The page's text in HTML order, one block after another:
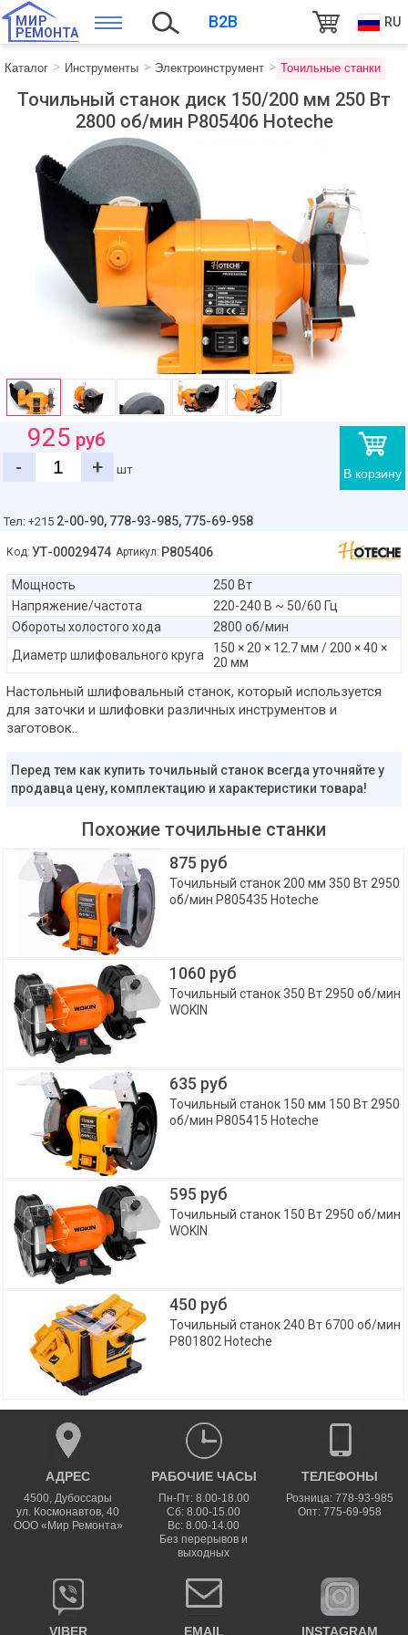
МИР
РЕМОНТА
B2B RU
Каталог Инструменты Электроинструмент Точильные станки
Точильный станок диск 150/200 мм 250 Вт
2800 об/мин P805406 Hoteche
В корзину
925 руб
-
+ шт
Тел: +215 2-00-90, 778-93-985, 775-69-958
Код: УТ-00029474 Артикул: P805406
Мощность
250 Вт
Напряжение/частота
220-240 В ~ 50/60 Гц
Обороты холостого хода
2800 об/мин
Диаметр шлифовального круга
150 × 20 × 12.7 мм / 200 × 40 ×
20 мм
Настольный шлифовальный станок, который используется
для заточки и шлифовки различных инструментов и
заготовок..
Перед тем как купить точильный станок всегда уточняйте у
продавца цену, комплектацию и характеристики товара!
Похожие точильные станки
875 руб
Точильный станок 200 мм 350 Вт 2950
об/мин P805435 Hoteche
1060 руб
Точильный станок 350 Вт 2950 об/мин
WOKIN
635 руб
Точильный станок 150 мм 150 Вт 2950
об/мин P805415 Hoteche
595 руб
Точильный станок 150 Вт 2950 об/мин
WOKIN
450 руб
Точильный станок 240 Вт 6700 об/мин
P801802 Hoteche
АДРЕС
4500,Дубоссары
ул. Космонавтов, 40
ООО «Мир Ремонта»
РАБОЧИЕ ЧАСЫ
Пн-Пт: 8.00-18.00
Сб: 8.00-15.00
Вс: 8.00-14.00
Без перерывов и
выходных
ТЕЛЕФОНЫ
Розница: 778-93-985
Опт: 775-69-958
VIBER EMAIL INSTAGRAM